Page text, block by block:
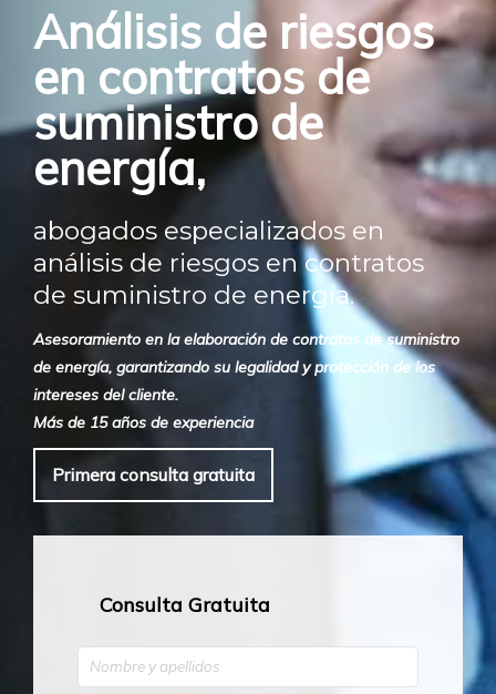
Análisis de riesgos
en contratos de
suministro de
energía,
abogados especializados en
análisis de riesgos en contratos
de suministro de energía.
Asesoramiento en la elaboración de contratos de suministro
de energía, garantizando su legalidad y protección de los
intereses del cliente.
Más de 15 años de experiencia
Primera consulta gratuita
Consulta Gratuita